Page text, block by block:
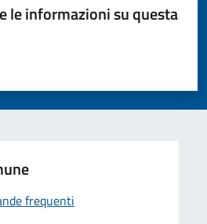
le informazioni su questa
stelle su 5
su 5
5
frequenti